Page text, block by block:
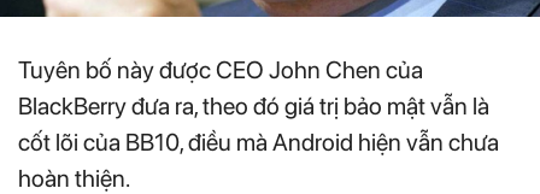
Tuyên bố này được CEO John Chen của
BlackBerry đưa ra, theo đó giá trị bảo mật vẫn là
cốt lõi của BB10, điều mà Android hiện vẫn chưa
hoàn thiện.